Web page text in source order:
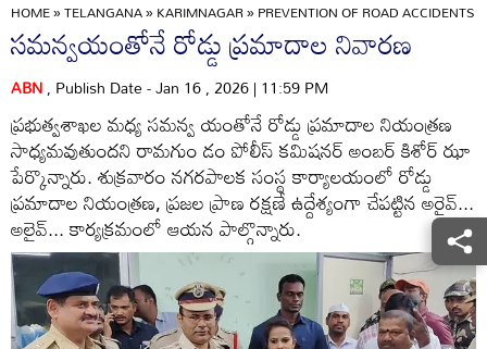
HOME»TELANGANA»KARIMNAGAR»PREVENTION OF ROAD ACCIDENTS
సమన్వయంతోనే రోడ్డు ప్రమాదాల నివారణ
ABN, Publish Date - Jan 16 , 2026 | 11:59 PM
ప్రభుత్వశాఖల మధ్య సమన్వ యంతోనే రోడ్డు ప్రమాదాల నియంత్రణ
సాధ్యమవుతుందని రామగుం డం పోలీస్‌ కమిషనర్‌ అంబర్‌ కిశోర్‌ ఝా
పేర్కొన్నారు. శుక్రవారం నగరపాలక సంస్థ కార్యాలయంలో రోడ్డు
ప్రమాదాల నియంత్రణ, ప్రజల ప్రాణ రక్షణే ఉద్దేశ్యంగా చేపట్టిన అరైవ్‌...
అలైవ్‌... కార్యక్రమంలో ఆయన పాల్గొన్నారు.